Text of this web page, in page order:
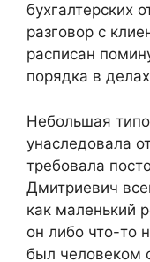
бухгалтерских
разговор с
расписан
порядка в
Небольшая
унаследовала
требовала
Дмитриевич
как маленький
он либо что-то
был человеком